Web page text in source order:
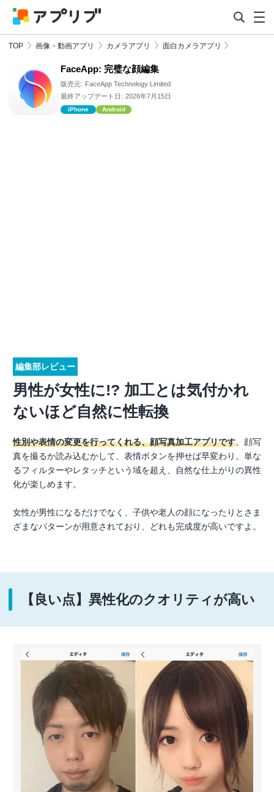
TOP 画像・動画アプリ カメラアプリ 面白カメラアプリ
FaceApp: 完璧な顔編集
販売元: FaceApp Technology Limited
最終アップデート日: 2026年7月15日
iPhone Android
編集部レビュー
男性が女性に!? 加工とは気付かれ
ないほど自然に性転換
性別や表情の変更を行ってくれる、顔写真加工アプリです。顔写
真を撮るか読み込むかして、表情ボタンを押せば早変わり。単な
るフィルターやレタッチという域を超え、自然な仕上がりの異性
化が楽しめます。
女性が男性になるだけでなく、子供や老人の顔になったりとさま
ざまなパターンが用意されており、どれも完成度が高いですよ。
【良い点】異性化のクオリティが高い